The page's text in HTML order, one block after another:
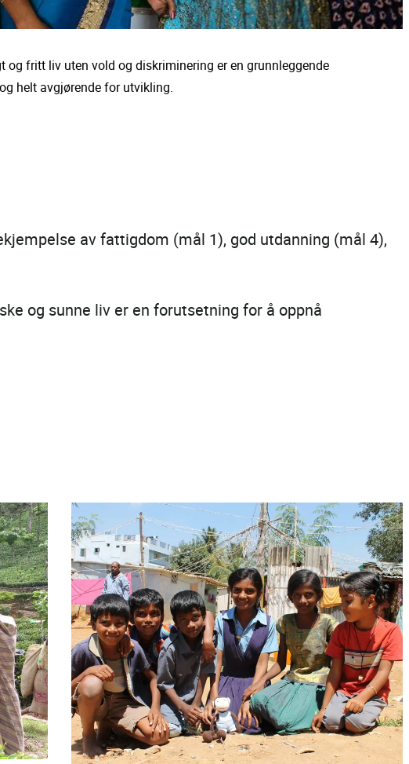
og fritt liv uten vold og diskriminering er en grunnleggende
helt avgjørende for utvikling.
av fattigdom (mål 1), god utdanning (mål 4),
og sunne liv er en forutsetning for å oppnå